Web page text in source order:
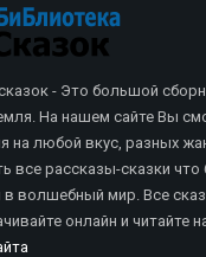
- Это большой
На нашем сайте Вы
на любой вкус, разных
все рассказы-сказки
в волшебный мир. Все
онлайн и читайте